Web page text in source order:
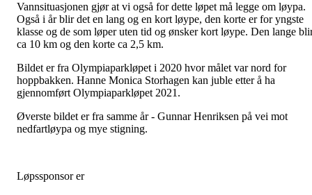
Vannsituasjonen gjør at vi også for dette løpet må legge om løypa.
Også i år blir det en lang og en kort løype, den korte er for yngste
klasse og de som løper uten tid og ønsker kort løype. Den lange
ca 10 km og den korte ca 2,5 km.
Bildet er fra Olympiaparkløpet i 2020 hvor målet var nord for
hoppbakken. Hanne Monica Storhagen kan juble etter å ha
gjennomført Olympiaparkløpet 2021.
Øverste bildet er fra samme år - Gunnar Henriksen på vei mot
nedfartløypa og mye stigning.
Løpssponsor er